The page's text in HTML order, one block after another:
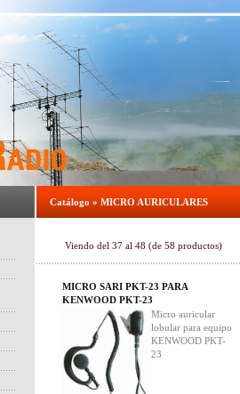
Catálogo » MICRO AURICULARES
Viendo del 37 al 48 (de 58 productos)
MICRO SARI PKT-23 PARA
KENWOOD PKT-23
Micro auricular
lobular para equipo
KENWOOD PKT-
23